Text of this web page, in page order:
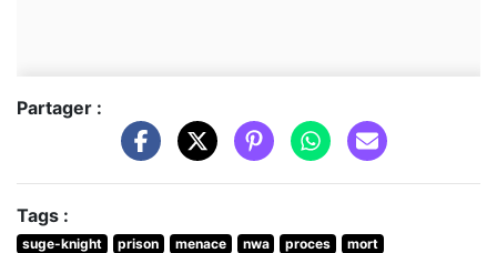
Partager :
Tags :
suge-knight prison menace nwa proces
mort